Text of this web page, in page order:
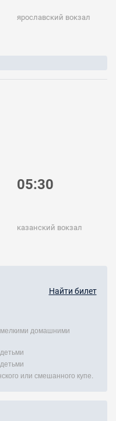
ярославский вокзал
05:30
казанский вокзал
Найти билет
мелкими домашними
или смешанного купе.